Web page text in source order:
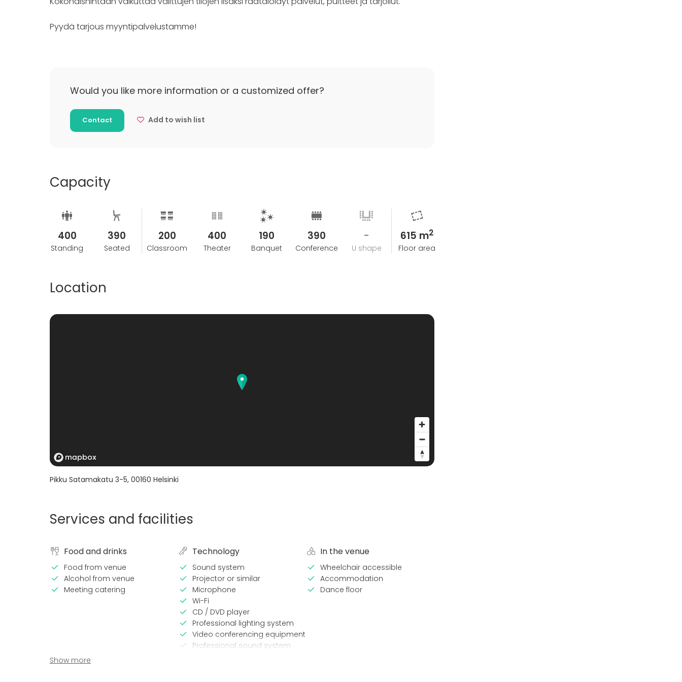
Pyydä tarjous myyntipalvelustamme!
Would you like more information or a customized offer?
Contact Add to wish list
Capacity
400
Standing
390
Seated
200
Classroom
400
Theater
190
Banquet
390
Conference
-
U shape
615 m2
Floor area
Location
Pikku Satamakatu 3-5, 00160 Helsinki
Services and facilities
Food and drinks
Food from venue
Alcohol from venue
Meeting catering
Technology
Sound system
Projector or similar
Microphone
Wi-Fi
CD / DVD player
Professional lighting system
Video conferencing equipment
Professional sound system
In the venue
Wheelchair accessible
Accommodation
Dance floor
Show more